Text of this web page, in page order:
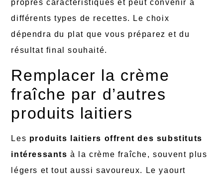
propres caractéristiques et peut convenir à
différents types de recettes. Le choix
dépendra du plat que vous préparez et du
résultat final souhaité.
Remplacer la crème
fraîche par d’autres
produits laitiers
Les produits laitiers offrent des substituts
intéressants à la crème fraîche, souvent plus
légers et tout aussi savoureux. Le yaourt